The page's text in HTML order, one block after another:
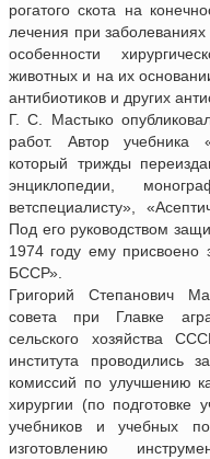
рогатого скота на
лечения при
особенности
животных и на их
антибиотиков и других
Г. С. Мастыко
работ. Автор учебника
который трижды
энциклопедии,
ветспециалисту»,
Под его руководством
1974 году ему присвоено
БССР».
Григорий Степанович
совета при Главке
сельского хозяйства
института проводились
комиссий по улучшению
хирургии (по подготовке
учебников и учебных
изготовлению